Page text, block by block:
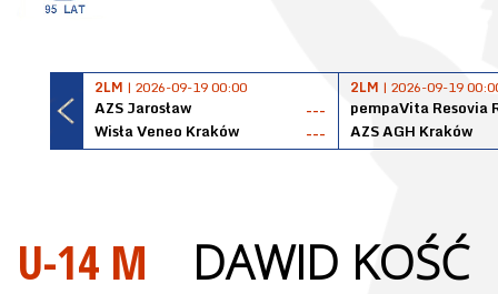
2LM | 2026-09-19 00:00
AZS Jarosław
---
Wisła Veneo Kraków
---
2LM | 2026-09-19
pempaVita Resovia
AZS AGH Kraków
U-14 M DAWID KOŚĆ